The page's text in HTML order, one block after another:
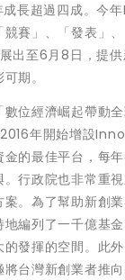
長超過四成。今
競賽」、「發表」
出至6月8日，提
期。
位經濟崛起帶動
年開始增設
的最佳平台，每
行政院也非常重
。為了幫助新創
編列了一千億基
發揮的空間。此
將台灣新創業者推